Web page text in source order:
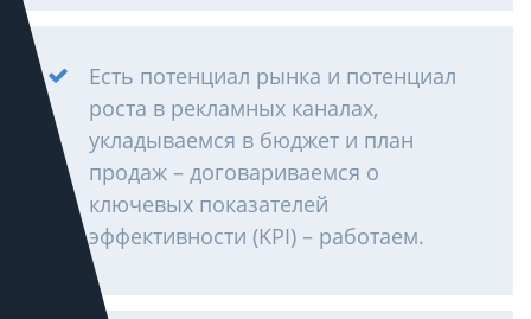
Есть потенциал рынка и потенциал
роста в рекламных каналах,
укладываемся в бюджет и план
продаж – договариваемся о
ключевых показателей
эффективности (KPI) – работаем.